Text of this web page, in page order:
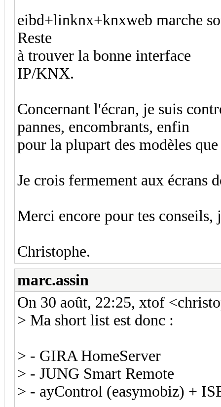
eibd+linknx+knxweb marche
Reste
à trouver la bonne interface
IP/KNX.
Concernant l'écran, je suis
pannes, encombrants, enfin
pour la plupart des modèles
Je crois fermement aux écrans
Merci encore pour tes conseils,
Christophe.
marc.assin
On 30 août, 22:25, xtof
> Ma short list est donc :
> - GIRA HomeServer
> - JUNG Smart Remote
> - ayControl (easymobiz) +